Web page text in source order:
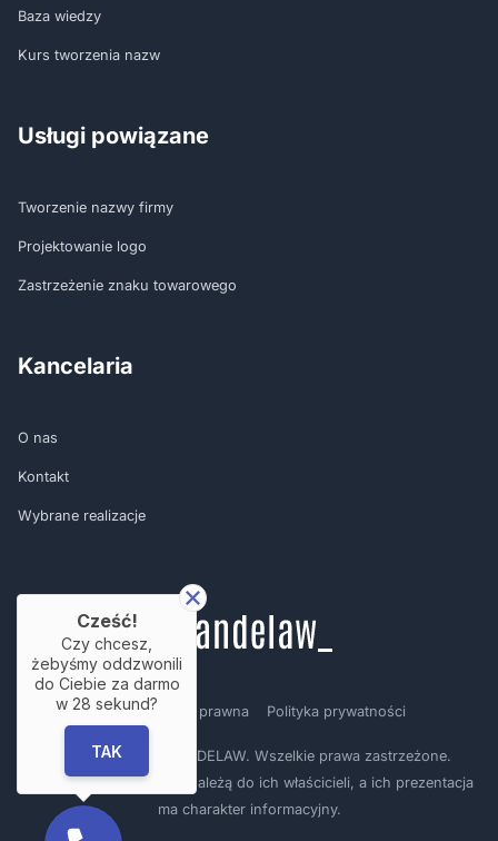
Baza wiedzy
Kurs tworzenia nazw
Usługi powiązane
Tworzenie nazwy firmy
Projektowanie logo
Zastrzeżenie znaku towarowego
Kancelaria
O nas
Kontakt
Wybrane realizacje
Regulamin Nota prawna Polityka prywatności
Copyright © by BRANDELAW. Wszelkie prawa zastrzeżone.
Prezentowane logotypy należą do ich właścicieli, a ich prezentacja
ma charakter informacyjny.
Cześć!
Czy chcesz,
żebyśmy oddzwonili
do Ciebie za darmo
w 28 sekund?
TAK